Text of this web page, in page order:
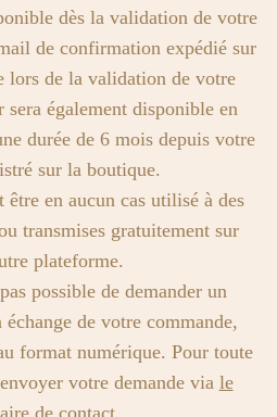
dès la validation de votre
de confirmation expédié sur
lors de la validation de votre
également disponible en
durée de 6 mois depuis votre
sur la boutique.
en aucun cas utilisé à des
transmises gratuitement sur
plateforme.
possible de demander un
de votre commande,
format numérique. Pour toute
votre demande via le